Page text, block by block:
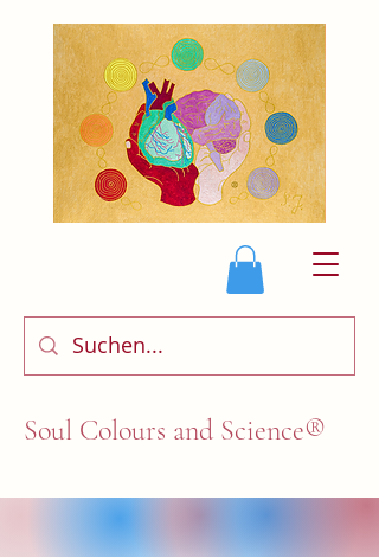
Soul Colours and Science®